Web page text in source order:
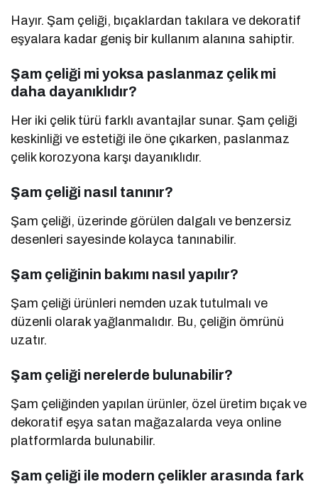
Hayır. Şam çeliği, bıçaklardan takılara ve dekoratif
eşyalara kadar geniş bir kullanım alanına sahiptir.
Şam çeliği mi yoksa paslanmaz çelik mi
daha dayanıklıdır?
Her iki çelik türü farklı avantajlar sunar. Şam çeliği
keskinliği ve estetiği ile öne çıkarken, paslanmaz
çelik korozyona karşı dayanıklıdır.
Şam çeliği nasıl tanınır?
Şam çeliği, üzerinde görülen dalgalı ve benzersiz
desenleri sayesinde kolayca tanınabilir.
Şam çeliğinin bakımı nasıl yapılır?
Şam çeliği ürünleri nemden uzak tutulmalı ve
düzenli olarak yağlanmalıdır. Bu, çeliğin ömrünü
uzatır.
Şam çeliği nerelerde bulunabilir?
Şam çeliğinden yapılan ürünler, özel üretim bıçak ve
dekoratif eşya satan mağazalarda veya online
platformlarda bulunabilir.
Şam çeliği ile modern çelikler arasında fark